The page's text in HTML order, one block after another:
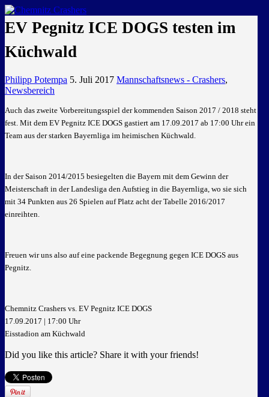
GEMEINSAM EINE LEIDENSCHAFT
EV Pegnitz ICE DOGS testen im
Küchwald
Philipp Potempa 5. Juli 2017 Mannschaftsnews - Crashers,
Newsbereich
Auch das zweite Vorbereitungsspiel der kommenden Saison 2017 / 2018 steht
fest. Mit dem EV Pegnitz ICE DOGS gastiert am 17.09.2017 ab 17:00 Uhrein
Team aus der starken Bayernliga im heimischen Küchwald.
In der Saison 2014/2015 besiegelten die Bayern mit dem Gewinn der
Meisterschaft in der Landesliga den Aufstieg in die Bayernliga, wo sie sich
mit 34 Punkten aus 26 Spielen auf Platz acht der Tabelle 2016/2017
einreihten.
Freuen wir uns also auf eine packende Begegnung gegen ICE DOGS aus
Pegnitz.
Chemnitz Crashers vs. EV Pegnitz ICE DOGS
17.09.2017 | 17:00 Uhr
Eisstadion am Küchwald
Did you like this article? Share it with your friends!